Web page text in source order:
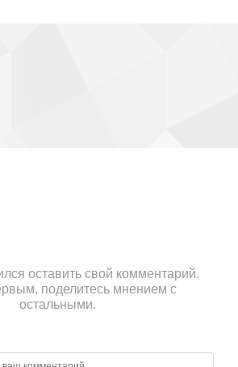
оставить свой комментарий.
поделитесь мнением с
остальными.